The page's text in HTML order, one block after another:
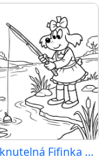
Tisknutelná Fifinka zdarma